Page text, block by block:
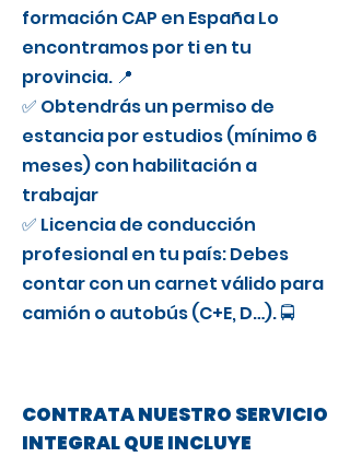
formación CAP en España Lo
encontramos por ti en tu
provincia. 📍
✅ Obtendrás un permiso de
estancia por estudios (mínimo 6
meses) con habilitación a
trabajar
✅ Licencia de conducción
profesional en tu país: Debes
contar con un carnet válido para
camión o autobús (C+E, D…). 🚍
CONTRATA NUESTRO SERVICIO
INTEGRAL QUE INCLUYE